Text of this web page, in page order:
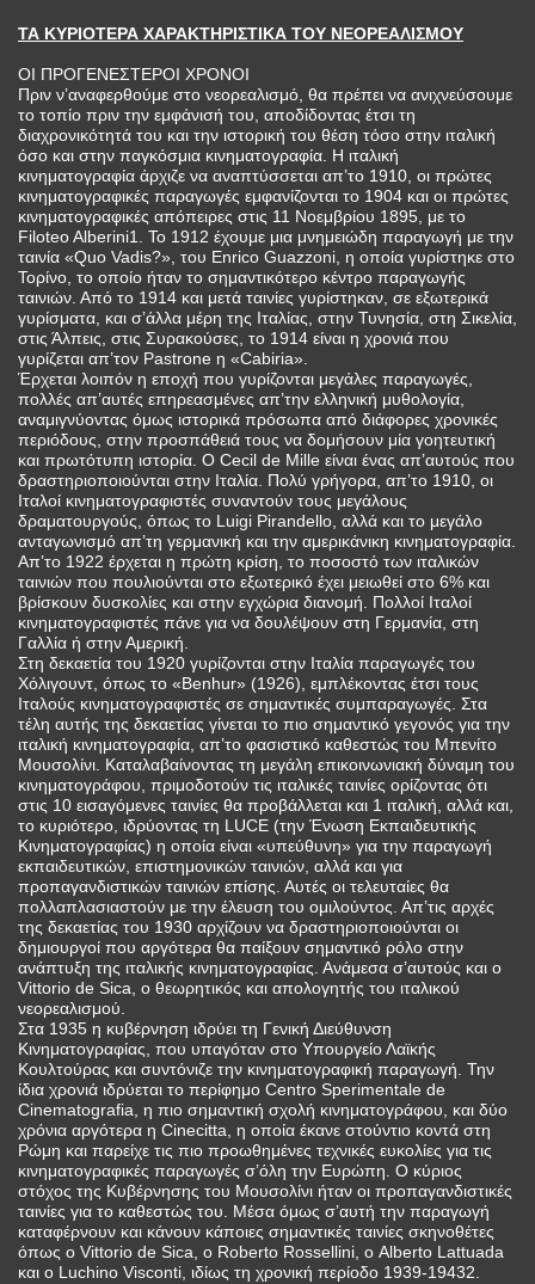
ΤΑ ΚΥΡΙΟΤΕΡΑ ΧΑΡΑΚΤΗΡΙΣΤΙΚΑ ΤΟΥ ΝΕΟΡΕΑΛΙΣΜΟΥ
ΟΙ ΠΡΟΓΕΝΕΣΤΕΡΟΙ ΧΡΟΝΟΙ
Πριν ν’αναφερθούμε στο νεορεαλισμό, θα πρέπει να ανιχνεύσουμε
το τοπίο πριν την εμφάνισή του, αποδίδοντας έτσι τη
διαχρονικότητά του και την ιστορική του θέση τόσο στην ιταλική
όσο και στην παγκόσμια κινηματογραφία. Η ιταλική
κινηματογραφία άρχιζε να αναπτύσσεται απ’το 1910, οι πρώτες
κινηματογραφικές παραγωγές εμφανίζονται το 1904 και οι πρώτες
κινηματογραφικές απόπειρες στις 11 Νοεμβρίου 1895, με το
Filoteo Alberini1. Το 1912 έχουμε μια μνημειώδη παραγωγή με την
ταινία «Quo Vadis?», του Enrico Guazzoni, η οποία γυρίστηκε στο
Τορίνο, το οποίο ήταν το σημαντικότερο κέντρο παραγωγής
ταινιών. Από το 1914 και μετά ταινίες γυρίστηκαν, σε εξωτερικά
γυρίσματα, και σ’άλλα μέρη της Ιταλίας, στην Τυνησία, στη Σικελία,
στις Άλπεις, στις Συρακούσες, το 1914 είναι η χρονιά που
γυρίζεται απ’τον Pastrone η «Cabiria».
Έρχεται λοιπόν η εποχή που γυρίζονται μεγάλες παραγωγές,
πολλές απ’αυτές επηρεασμένες απ’την ελληνική μυθολογία,
αναμιγνύοντας όμως ιστορικά πρόσωπα από διάφορες χρονικές
περιόδους, στην προσπάθειά τους να δομήσουν μία γοητευτική
και πρωτότυπη ιστορία. Ο Cecil de Mille είναι ένας απ’αυτούς που
δραστηριοποιούνται στην Ιταλία. Πολύ γρήγορα, απ’το 1910, οι
Ιταλοί κινηματογραφιστές συναντούν τους μεγάλους
δραματουργούς, όπως το Luigi Pirandello, αλλά και το μεγάλο
ανταγωνισμό απ’τη γερμανική και την αμερικάνικη κινηματογραφία.
Απ’το 1922 έρχεται η πρώτη κρίση, το ποσοστό των ιταλικών
ταινιών που πουλιούνται στο εξωτερικό έχει μειωθεί στο 6% και
βρίσκουν δυσκολίες και στην εγχώρια διανομή. Πολλοί Ιταλοί
κινηματογραφιστές πάνε για να δουλέψουν στη Γερμανία, στη
Γαλλία ή στην Αμερική.
Στη δεκαετία του 1920 γυρίζονται στην Ιταλία παραγωγές του
Χόλιγουντ, όπως το «Benhur» (1926), εμπλέκοντας έτσι τους
Ιταλούς κινηματογραφιστές σε σημαντικές συμπαραγωγές. Στα
τέλη αυτής της δεκαετίας γίνεται το πιο σημαντικό γεγονός για την
ιταλική κινηματογραφία, απ’το φασιστικό καθεστώς του Μπενίτο
Μουσολίνι. Καταλαβαίνοντας τη μεγάλη επικοινωνιακή δύναμη του
κινηματογράφου, πριμοδοτούν τις ιταλικές ταινίες ορίζοντας ότι
στις 10 εισαγόμενες ταινίες θα προβάλλεται και 1 ιταλική, αλλά και,
το κυριότερο, ιδρύοντας τη LUCE (την Ένωση Εκπαιδευτικής
Κινηματογραφίας) η οποία είναι «υπεύθυνη» για την παραγωγή
εκπαιδευτικών, επιστημονικών ταινιών, αλλά και για
προπαγανδιστικών ταινιών επίσης. Αυτές οι τελευταίες θα
πολλαπλασιαστούν με την έλευση του ομιλούντος. Απ’τις αρχές
της δεκαετίας του 1930 αρχίζουν να δραστηριοποιούνται οι
δημιουργοί που αργότερα θα παίξουν σημαντικό ρόλο στην
ανάπτυξη της ιταλικής κινηματογραφίας. Ανάμεσα σ’αυτούς και ο
Vittorio de Sica, ο θεωρητικός και απολογητής του ιταλικού
νεορεαλισμού.
Στα 1935 η κυβέρνηση ιδρύει τη Γενική Διεύθυνση
Κινηματογραφίας, που υπαγόταν στο Υπουργείο Λαϊκής
Κουλτούρας και συντόνιζε την κινηματογραφική παραγωγή. Την
ίδια χρονιά ιδρύεται το περίφημο Centro Sperimentale de
Cinematografia, η πιο σημαντική σχολή κινηματογράφου, και δύο
χρόνια αργότερα η Cinecitta, η οποία έκανε στούντιο κοντά στη
Ρώμη και παρείχε τις πιο προωθημένες τεχνικές ευκολίες για τις
κινηματογραφικές παραγωγές σ’όλη την Ευρώπη. Ο κύριος
στόχος της Κυβέρνησης του Μουσολίνι ήταν οι προπαγανδιστικές
ταινίες για το καθεστώς του. Μέσα όμως σ’αυτή την παραγωγή
καταφέρνουν και κάνουν κάποιες σημαντικές ταινίες σκηνοθέτες
όπως ο Vittorio de Sica, ο Roberto Rossellini, ο Alberto Lattuada
και ο Luchino Visconti, ιδίως τη χρονική περίοδο 1939-19432.